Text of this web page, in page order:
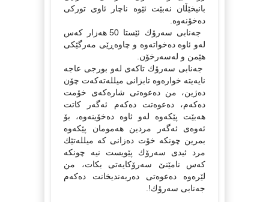
بانیخێڵان نەبێت ئێوە ناچار ئاوی توركی
دەخۆنەوە.
جەنابی سەرۆك ئێستا 50 هەزار كەس
لەو ئاوە دەخواتەوە و چاوەڕێی مەرگێكی
هێمن و لەسەرخۆن.
جەنابی سەرۆك تاكەی لەو بورجی عاجە
نایەیتە خوارەوە تابزانی میللەتەكەت چۆن
دەژین، من دەعوەتی شارەكەی خۆمت
دەكەم، دەعوەتت دەكەم ئەگەر كاتت
هەبێت پێكەوە لەو ئاوە دەخۆینەوە، بۆ
ئەوەی ئەگەر مردین هەمومان پێكەوە
بمرین چونكە خۆت دەزانی كە میللەتێك
مرد ئیدی سەرۆك پێویست نیە چونكە
كەس نامێنێ سەرۆكایەتی بكات، من
لێرەوە دەعوەتی دەربەندیخانت دەكەم
جەنابی سەرۆك!.